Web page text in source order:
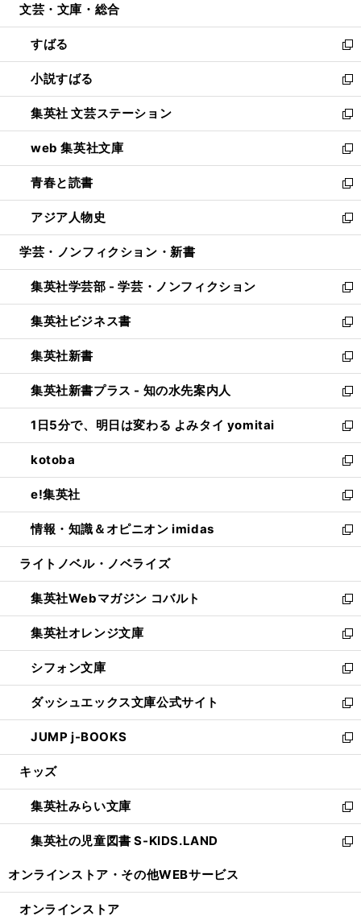
開
く
ウ
で
開
く
ン
ド
ウ
で
開
く
文芸・文庫・総合
すばる
新
し
い
ウ
ィ
ン
ド
ウ
で
開
く
小説すばる
新
し
い
ウ
ィ
ン
ド
ウ
で
開
集英社 文芸ステーション
新
し
い
ウ
ィ
ン
ド
ウ
開
く
web 集英社文庫
新
し
い
ウ
ィ
ン
ウ
で
開
く
青春と読書
新
し
い
ウ
ン
ド
ウ
で
開
く
アジア人物史
新
し
ウ
ィ
ン
ド
ウ
で
開
く
学芸・ノンフィクション・新書
集英社学芸部 - 学芸・ノンフィクション
新
し
い
ウ
ィ
ン
ド
ウ
で
開
く
集英社ビジネス書
新
し
い
ウ
ィ
ン
ド
ウ
で
開
く
集英社新書
新
し
い
ウ
ィ
ン
ド
ウ
で
開
く
集英社新書プラス - 知の水先案内人
新
し
い
ウ
ィ
ン
ド
ウ
で
開
1日5分で、明日は変わる よみタイ yomitai
新
し
い
ウ
ィ
ン
ド
ウ
開
く
kotoba
新
し
い
ウ
ィ
ン
ウ
で
開
く
e!集英社
新
し
い
ウ
ン
ド
ウ
で
開
く
情報・知識＆オピニオン imidas
新
し
ウ
ィ
ン
ド
ウ
で
開
く
ライトノベル・ノベライズ
集英社Webマガジン コバルト
新
し
い
ウ
ィ
ン
ド
ウ
で
開
集英社オレンジ文庫
新
し
い
ウ
ィ
ン
ド
ウ
開
く
シフォン文庫
新
し
い
ウ
ィ
ン
ウ
で
開
く
ダッシュエックス文庫公式サイト
新
し
い
ウ
ン
ド
ウ
で
JUMP j-BOOKS
新
し
ウ
ィ
ン
ド
開
キッズ
集英社みらい文庫
新
し
い
ン
集英社の児童図書 S-KIDS.LAND
新
ウ
オンラインストア・ その他WEBサービス
オンラインストア